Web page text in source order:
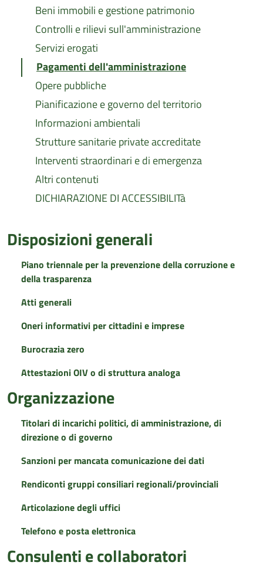
Beni immobili e gestione patrimonio
Controlli e rilievi sull'amministrazione
Servizi erogati
Pagamenti dell'amministrazione
Opere pubbliche
Pianificazione e governo del territorio
Informazioni ambientali
Strutture sanitarie private accreditate
Interventi straordinari e di emergenza
Altri contenuti
DICHIARAZIONE DI ACCESSIBILITà
Disposizioni generali
Piano triennale per la prevenzione della corruzione e
della trasparenza
Atti generali
Oneri informativi per cittadini e imprese
Burocrazia zero
Attestazioni OIV o di struttura analoga
Organizzazione
Titolari di incarichi politici, di amministrazione, di
direzione o di governo
Sanzioni per mancata comunicazione dei dati
Rendiconti gruppi consiliari regionali/provinciali
Articolazione degli uffici
Telefono e posta elettronica
Consulenti e collaboratori